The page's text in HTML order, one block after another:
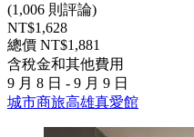
(1,006 則評論)
NT$1,628
總價 NT$1,881
含稅金和其他費用
9 月 8 日 - 9 月 9 日
城市商旅高雄真愛館